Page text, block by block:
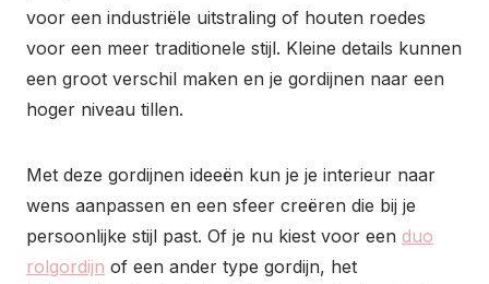
voor een industriële uitstraling of houten roedes
voor een meer traditionele stijl. Kleine details kunnen
een groot verschil maken en je gordijnen naar een
hoger niveau tillen.
Met deze gordijnen ideeën kun je je interieur naar
wens aanpassen en een sfeer creëren die bij je
persoonlijke stijl past. Of je nu kiest voor een duo
rolgordijn of een ander type gordijn, het